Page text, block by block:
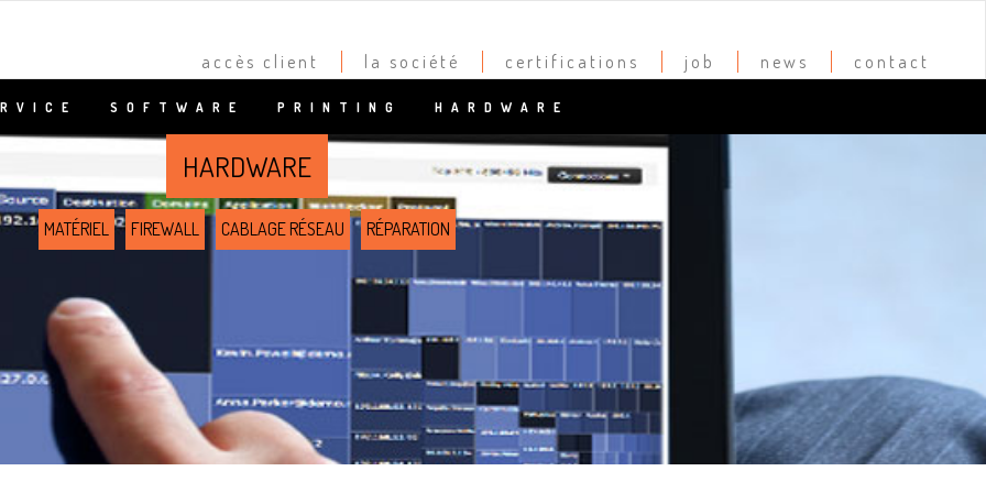
accès client la société certifications job news contact
SOFTWARE PRINTING HARDWARE
HARDWARE
MATÉRIEL FIREWALL CABLAGE RÉSEAU RÉPARATION